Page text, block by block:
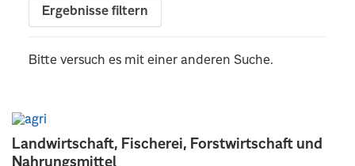
Landwirtschaft, Fischerei, Forstwirtschaft und
Nahrungsmittel
Ergebnisse filtern
Bitte versuch es mit einer anderen Suche.